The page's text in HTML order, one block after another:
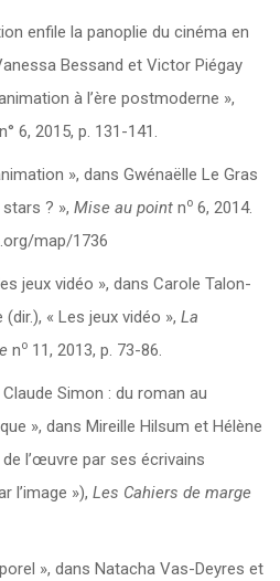
enfile la panoplie du cinéma en
Bessand et Victor Piégay
à l’ère postmoderne »,
n° 6, 2015, p. 131-141.
», dans Gwénaëlle Le Gras
? », Mise au point no 6, 2014.
map/1736
jeux vidéo », dans Carole Talon-
« Les jeux vidéo », La
no 11, 2013, p. 73-86.
Simon : du roman au
», dans Mireille Hilsum et Hélène
l’œuvre par ses écrivains
l’image »), Les Cahiers de marge
», dans Natacha Vas-Deyres et